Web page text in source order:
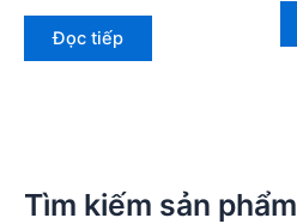
Đọc tiếp
Tìm kiếm sản phẩm